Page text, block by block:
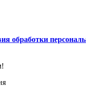
обработки